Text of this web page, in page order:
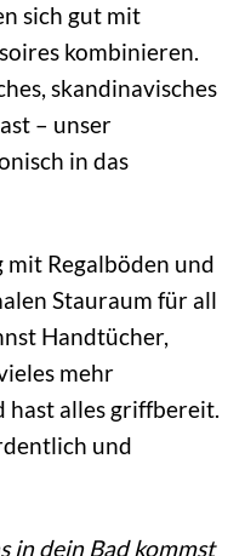
sich gut mit
kombinieren.
skandinavisches
– unser
in das
Regalböden und
Stauraum für all
Handtücher,
mehr
hast alles griffbereit.
und
in dein Bad kommst